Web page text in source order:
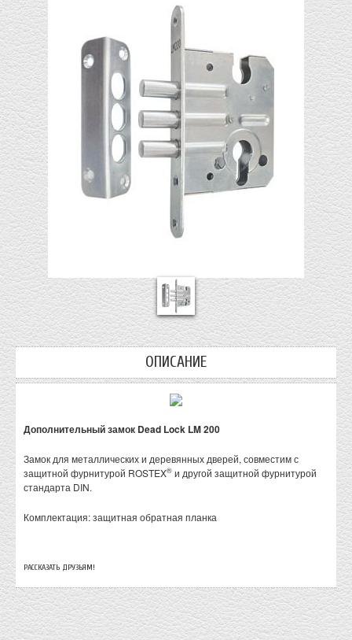
ОПИСАНИЕ
Дополнительный замок Dead Lock LM 200
Замок для металлических и деревянных дверей, совместим с
защитной фурнитурой ROSTEX® и другой защитной фурнитурой
стандарта DIN.
Комплектация: защитная обратная планка
РАССКАЗАТЬ ДРУЗЬЯМ!